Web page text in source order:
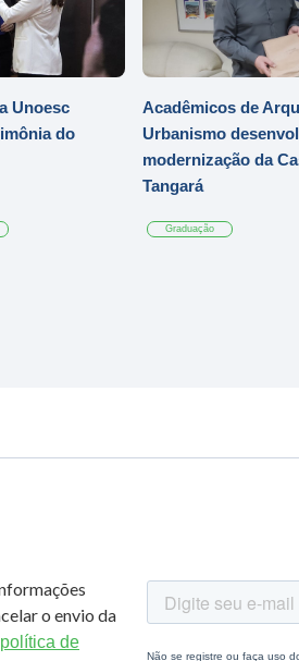
Unoesc
do
Acadêmicos de
Urbanismo
modernização da
Tangará
Graduação
o envio da
política de